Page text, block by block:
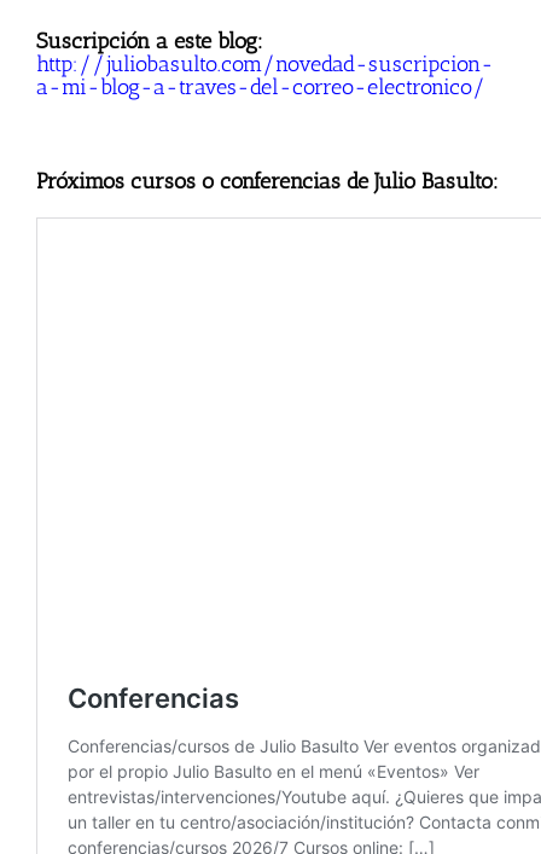
Suscripción a este blog:
http://juliobasulto.com/novedad-suscripcion-
a-mi-blog-a-traves-del-correo-electronico/
Próximos cursos o conferencias de Julio Basulto: